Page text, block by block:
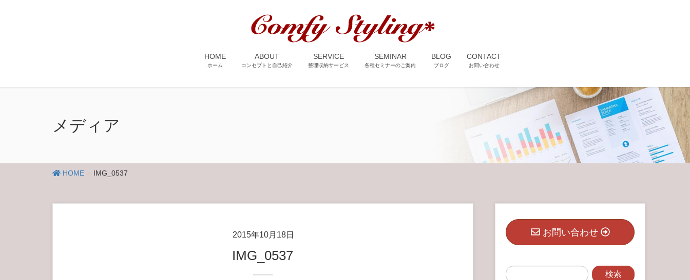
HOME
ホーム
ABOUT
コンセプトと自己紹介
SERVICE
整理収納サービス
SEMINAR
各種セミナーのご案内
BLOG
ブログ
CONTACT
お問い合わせ
メディア
HOME IMG_0537
2015年10月18日
IMG_0537
お問い合わせ